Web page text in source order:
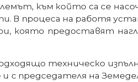
към който са се
В процеса на работя
която предоставят
техническо
с председателя на